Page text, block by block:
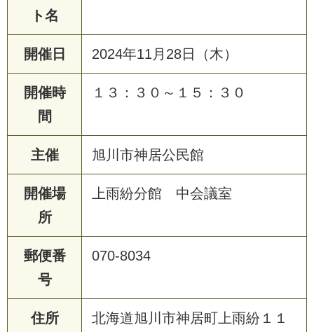
ト名
開催日 2024年11月28日（木）
開催時
間
１３：３０～１５：３０
主催 旭川市神居公民館
開催場
所
上雨紛分館 中会議室
郵便番
号
070-8034
住所
北海道旭川市神居町上雨紛１１